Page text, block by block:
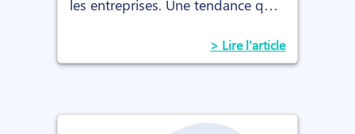
les entreprises. Une tendance qui
> Lire l'article